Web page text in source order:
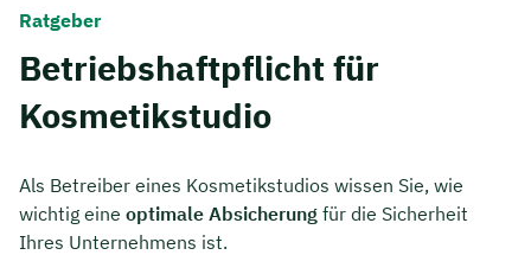
Finanzen
Über Uns
Ratgeber
Betriebshaftpflicht für
Kosmetikstudio
Als Betreiber eines Kosmetikstudios wissen Sie, wie
wichtig eine optimale Absicherung für die Sicherheit
Ihres Unternehmens ist.